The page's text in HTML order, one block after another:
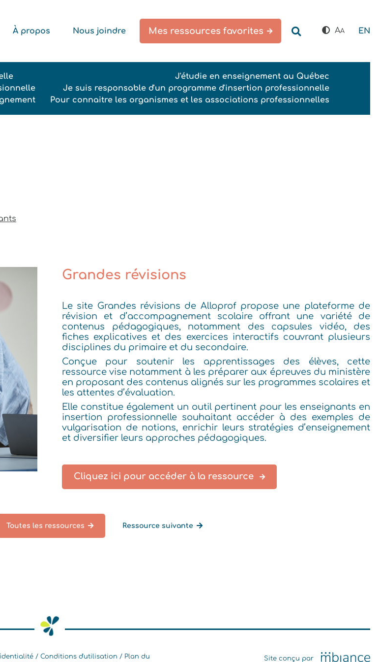
À propos Nous joindre Mes ressources favorites AA EN
J'étudie en enseignement au Québec
Je suis responsable d'un programme d'insertion professionnelle
Pour connaitre les organismes et les associations professionnelles
Grandes révisions
Le site Grandes révisions de Alloprof propose une plateforme de
révision et d’accompagnement scolaire offrant une variété de
contenus pédagogiques, notamment des capsules vidéo, des
fiches explicatives et des exercices interactifs couvrant plusieurs
disciplines du primaire et du secondaire.
Conçue pour soutenir les apprentissages des élèves, cette
ressource vise notamment à les préparer aux épreuves du ministère
en proposant des contenus alignés sur les programmes scolaires et
les attentes d’évaluation.
Elle constitue également un outil pertinent pour les enseignants en
insertion professionnelle souhaitant accéder à des exemples de
vulgarisation de notions, enrichir leurs stratégies d’enseignement
et diversifier leurs approches pédagogiques.
Cliquez ici pour accéder à la ressource
Toutes les ressources Ressource suivante
Conditions d'utilisation Plan du Site conçu par